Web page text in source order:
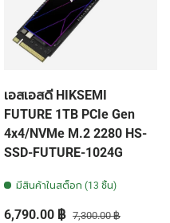
เอสเอสดี HIKSEMI
FUTURE 1TB PCIe Gen
4x4/NVMe M.2 2280 HS-
SSD-FUTURE-1024G
มีสินค้าในสต็อก (13 ชิ้น)
ราคาส่วนลด
6,790.00 ฿ ราคาปกติ
7,300.00 ฿